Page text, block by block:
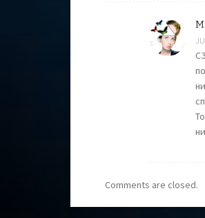
Comments are closed.